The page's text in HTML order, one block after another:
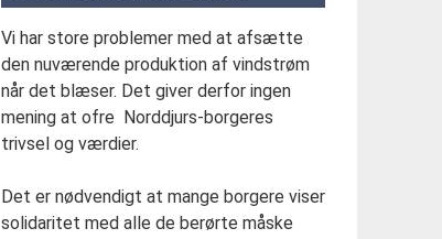
Vi har store problemer med at afsætte
den nuværende produktion af vindstrøm
når det blæser. Det giver derfor ingen
mening at ofre Norddjurs-borgeres
trivsel og værdier.
Det er nødvendigt at mange borgere viser
solidaritet med alle de berørte måske